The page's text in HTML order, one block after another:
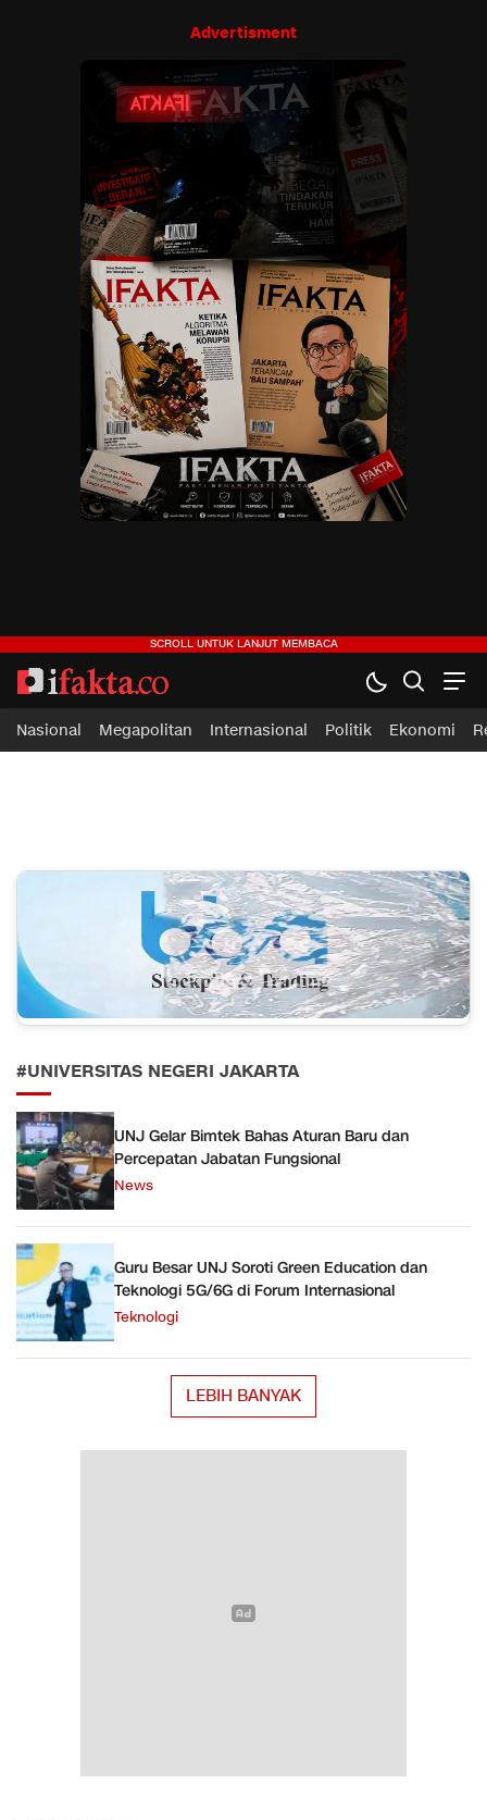
Advertisment
ifakta.co
#pastibenar
Nasional Megapolitan Internasional Politik Ekonomi
#UNIVERSITAS NEGERI JAKARTA
UNJ Gelar Bimtek Bahas Aturan Baru dan
Percepatan Jabatan Fungsional
News
Guru Besar UNJ Soroti Green Education dan
Teknologi 5G/6G di Forum Internasional
Teknologi
LEBIH BANYAK